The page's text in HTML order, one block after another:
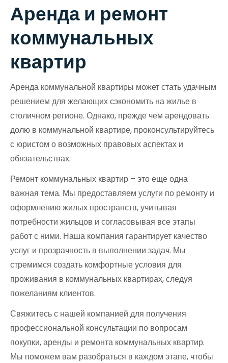
Аренда и ремонт
коммунальных
квартир
Аренда коммунальной квартиры может стать удачным
решением для желающих сэкономить на жилье в
столичном регионе. Однако, прежде чем арендовать
долю в коммунальной квартире, проконсультируйтесь
с юристом о возможных правовых аспектах и
обязательствах.
Ремонт коммунальных квартир – это еще одна
важная тема. Мы предоставляем услуги по ремонту и
оформлению жилых пространств, учитывая
потребности жильцов и согласовывая все этапы
работ с ними. Наша компания гарантирует качество
услуг и прозрачность в выполнении задач. Мы
стремимся создать комфортные условия для
проживания в коммунальных квартирах, следуя
пожеланиям клиентов.
Свяжитесь с нашей компанией для получения
профессиональной консультации по вопросам
покупки, аренды и ремонта коммунальных квартир.
Мы поможем вам разобраться в каждом этапе, чтобы